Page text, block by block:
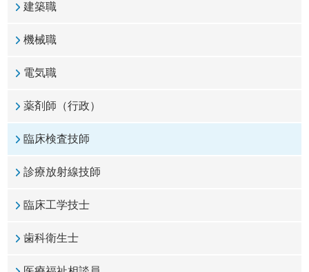
建築職
機械職
電気職
薬剤師（行政）
臨床検査技師
診療放射線技師
臨床工学技士
歯科衛生士